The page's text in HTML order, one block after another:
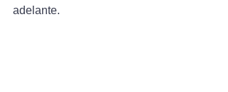
adelante.